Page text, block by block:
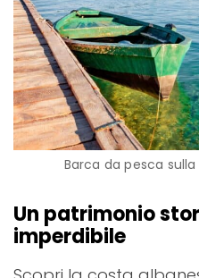
Barca da pesca
Un patrimonio
imperdibile